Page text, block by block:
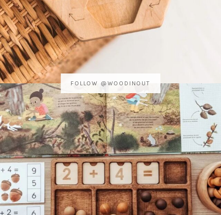
FOLLOW @WOODINOUT